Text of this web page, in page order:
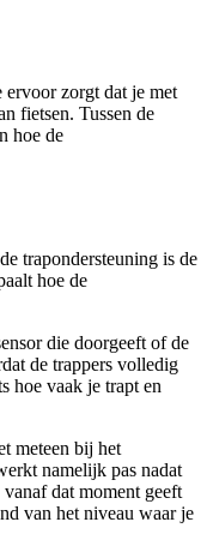
ervoor zorgt dat je met
fietsen. Tussen de
hoe de
trapondersteuning is de
hoe de
die doorgeeft of de
de trappers volledig
hoe vaak je trapt en
meteen bij het
namelijk pas nadat
dat moment geeft
van het niveau waar je